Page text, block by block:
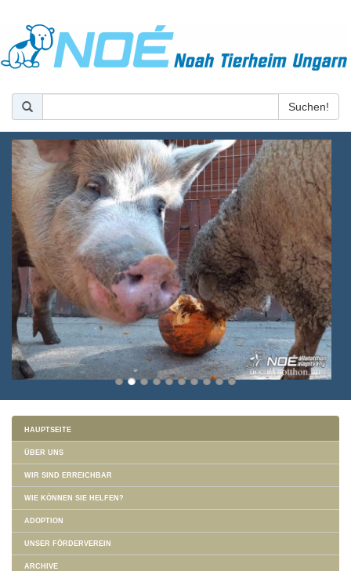
HAUPTSEITE
ÜBER UNS
WIR SIND ERREICHBAR
WIE KÖNNEN SIE HELFEN?
ADOPTION
UNSER FÖRDERVEREIN
ARCHIVE